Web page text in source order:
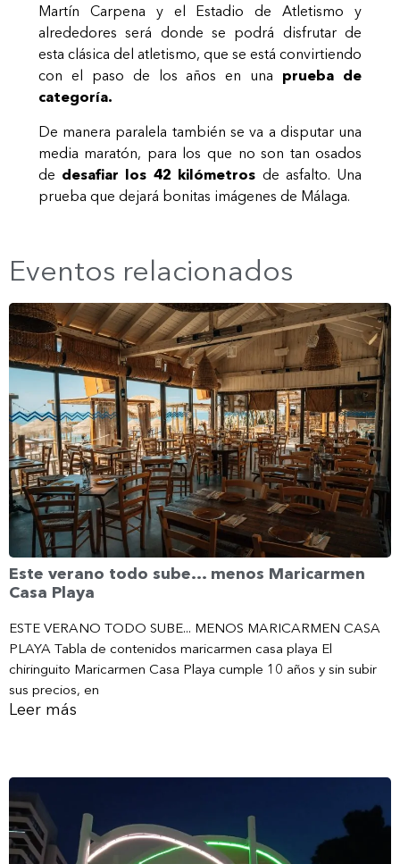
Martín Carpena y el Estadio de Atletismo y
alrededores será donde se podrá disfrutar de
esta clásica del atletismo, que se está convirtiendo
con el paso de los años en una prueba de
categoría.
De manera paralela también se va a disputar una
media maratón, para los que no son tan osados
de desafiar los 42 kilómetros de asfalto. Una
prueba que dejará bonitas imágenes de Málaga.
Eventos relacionados
Este verano todo sube… menos Maricarmen
Casa Playa
ESTE VERANO TODO SUBE... MENOS MARICARMEN CASA
PLAYA Tabla de contenidos maricarmen casa playa El
chiringuito Maricarmen Casa Playa cumple 10 años y sin subir
sus precios, en
Leer más